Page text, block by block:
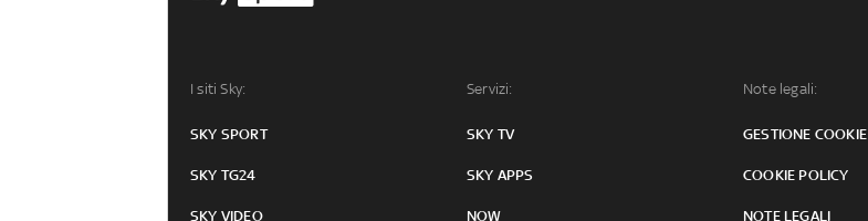
I siti Sky:
SKY SPORT
SKY TG24
SKY VIDEO
Servizi:
SKY TV
SKY APPS
NOW
Note legali:
GESTIONE COOKIE
COOKIE POLICY
NOTE LEGALI